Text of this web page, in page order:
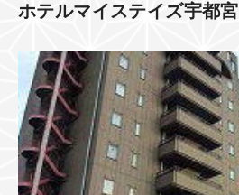
ホテルマイステイズ宇都宮